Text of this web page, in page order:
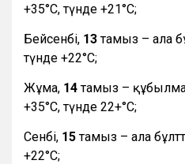
+35°С, түнде +21°С;
Бейсенбі, 13тамыз – ала
түнде +22°С;
Жұма, 14тамыз –
+35°С, түнде 22+°С;
Сенбі, 15тамыз – ала
+22°С;